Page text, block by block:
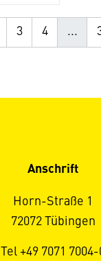
3 4 ...
Anschrift
Horn-Straße 1
72072 Tübingen
Tel +49 7071 7004-